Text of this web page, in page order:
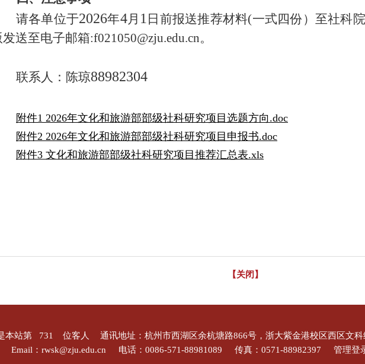
请各单位于2026年4月 1 日前报送推荐材料(一式四份）至社科院
发送至电子邮箱:f021050@zju.edu.cn。
联系人：陈琼88982304
附件1 2026年文化和旅游部部级社科研究项目选题方向.doc
附件2 2026年文化和旅游部部级社科研究项目申报书.doc
附件3 文化和旅游部部级社科研究项目推荐汇总表.xls
【关闭】
本站第 731 位客人
通讯地址：杭州市西湖区余杭塘路866号，浙大紫金港校区西区文
Email：rwsk@zju.edu.cn 电话：0086-571-88981089 传真：0571-88982397 管理登